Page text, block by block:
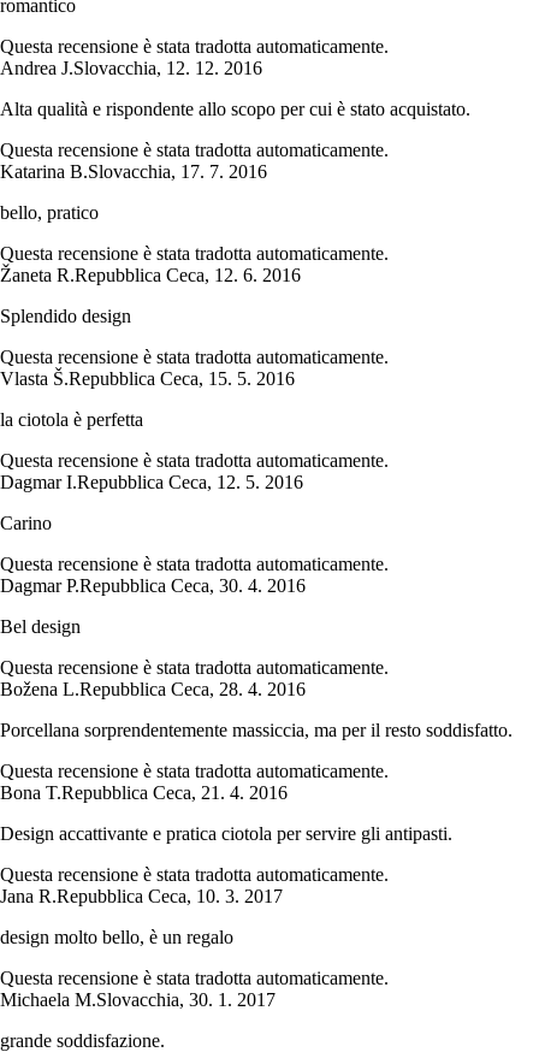
romantico
Questa recensione è stata tradotta automaticamente.
Andrea J.Slovacchia, 12. 12. 2016
Alta qualità e rispondente allo scopo per cui è stato acquistato.
Questa recensione è stata tradotta automaticamente.
Katarina B.Slovacchia, 17. 7. 2016
bello, pratico
Questa recensione è stata tradotta automaticamente.
Žaneta R.Repubblica Ceca, 12. 6. 2016
Splendido design
Questa recensione è stata tradotta automaticamente.
Vlasta Š.Repubblica Ceca, 15. 5. 2016
la ciotola è perfetta
Questa recensione è stata tradotta automaticamente.
Dagmar I.Repubblica Ceca, 12. 5. 2016
Carino
Questa recensione è stata tradotta automaticamente.
Dagmar P.Repubblica Ceca, 30. 4. 2016
Bel design
Questa recensione è stata tradotta automaticamente.
Božena L.Repubblica Ceca, 28. 4. 2016
Porcellana sorprendentemente massiccia, ma per il resto soddisfatto.
Questa recensione è stata tradotta automaticamente.
Bona T.Repubblica Ceca, 21. 4. 2016
Design accattivante e pratica ciotola per servire gli antipasti.
Questa recensione è stata tradotta automaticamente.
Jana R.Repubblica Ceca, 10. 3. 2017
design molto bello, è un regalo
Questa recensione è stata tradotta automaticamente.
Michaela M.Slovacchia, 30. 1. 2017
grande soddisfazione.